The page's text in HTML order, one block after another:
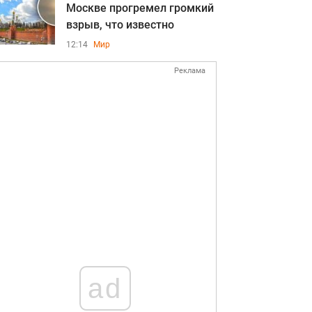
Москве прогремел громкий
взрыв, что известно
12:14 Мир
Реклама
ad